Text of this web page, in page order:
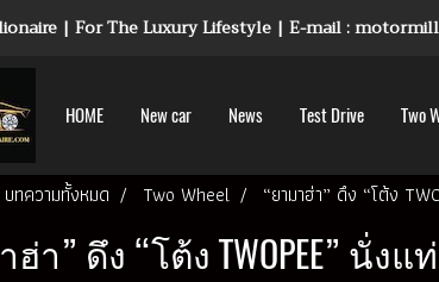
| For The Luxury Lifestyle | E-mail :
HOME New car News Test Drive Two
บทความทั้งหมด Two Wheel “ยามาฮ่า” ดึง “โต้ง
า” ดึง “โต้ง TWOPEE” นั่งแท่